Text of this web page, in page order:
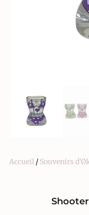
Accueil/ Souvenirs